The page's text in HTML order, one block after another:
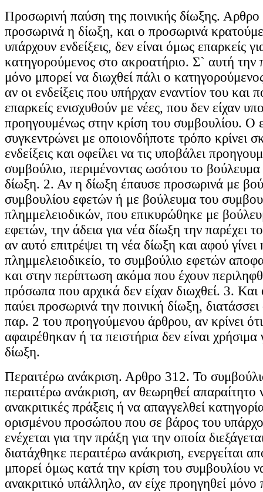
Προσωρινή παύση της ποινικής δίωξης.
προσωρινά η δίωξη, και ο προσωρινά
υπάρχουν ενδείξεις, δεν είναι όμως επαρκείς
κατηγορούμενος στο ακροατήριο. Σ` αυτή την
μόνο μπορεί να διωχθεί πάλι ο
αν οι ενδείξεις που υπήρχαν εναντίον του και
επαρκείς ενισχυθούν με νέες, που δεν είχαν
προηγουμένως στην κρίση του συμβουλίου. Ο
συγκεντρώνει με οποιονδήποτε τρόπο κρίνει
ενδείξεις και οφείλει να τις υποβάλει
συμβούλιο, περιμένοντας ωσότου το βούλευμα
δίωξη. 2. Αν η δίωξη έπαυσε προσωρινά με
συμβουλίου εφετών ή με βούλευμα του
πλημμελειοδικών, που επικυρώθηκε με
εφετών, την άδεια για νέα δίωξη την παρέχει
αν αυτό επιτρέψει τη νέα δίωξη και αφού
πλημμελειοδικείο, το συμβούλιο εφετών
και στην περίπτωση ακόμα που έχουν
πρόσωπα που αρχικά δεν είχαν διωχθεί. 3.
παύει προσωρινά την ποινική δίωξη,
παρ. 2 του προηγούμενου άρθρου, αν κρίνει
αφαιρέθηκαν ή τα πειστήρια δεν είναι χρήσιμα
δίωξη.
Περαιτέρω ανάκριση. Αρθρο 312. Το
περαιτέρω ανάκριση, αν θεωρηθεί απαραίτητο
ανακριτικές πράξεις ή να απαγγελθεί
ορισμένου προσώπου που σε βάρος του
ενέχεται για την πράξη για την οποία
διατάχθηκε περαιτέρω ανάκριση, ενεργείται
μπορεί όμως κατά την κρίση του συμβουλίου
ανακριτικό υπάλληλο, αν είχε προηγηθεί